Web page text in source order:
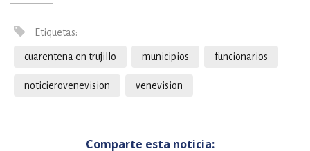
Etiquetas:
cuarentena en trujillo municipios funcionarios
noticierovenevision venevision
Comparte esta noticia: